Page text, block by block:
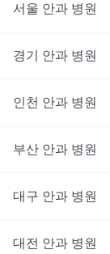
서울 안과 병원
경기 안과 병원
인천 안과 병원
부산 안과 병원
대구 안과 병원
대전 안과 병원